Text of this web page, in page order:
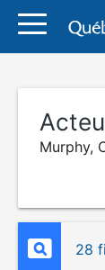
Murphy,
28